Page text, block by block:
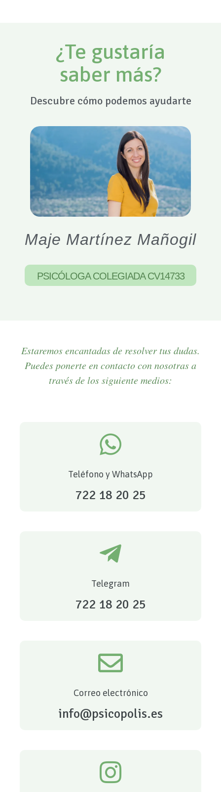
¿Te gustaría
saber más?
Descubre cómo podemos ayudarte
Maje Martínez Mañogil
PSICÓLOGA COLEGIADA CV14733
Estaremos encantadas de resolver tus dudas.
Puedes ponerte en contacto con nosotras a
través de los siguiente medios:
Teléfono y WhatsApp
722 18 20 25
Telegram
722 18 20 25
Correo electrónico
info@psicopolis.es